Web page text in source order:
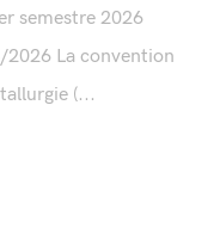
semestre 2026
La convention
(...